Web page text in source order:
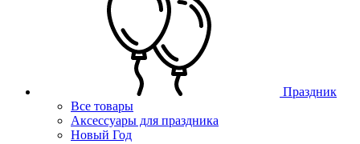
Праздник
Все товары
Аксессуары для праздника
Новый Год